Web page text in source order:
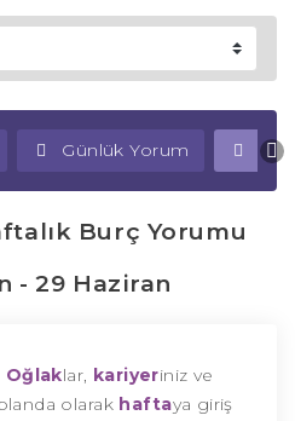
Günlük Yorum
Burç Yorumu
- 29 Haziran
Oğlaklar, kariyeriniz ve
olarak haftaya giriş